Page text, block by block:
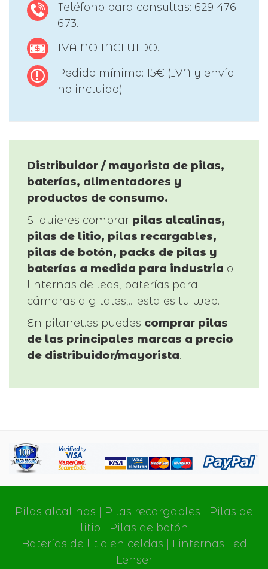
Teléfono para consultas: 629 476
673.
IVA NO INCLUIDO.
Pedido mínimo: 15€ (IVA y envío
no incluido)
Distribuidor / mayorista de pilas,
baterías, alimentadores y
productos de consumo.
Si quieres comprar pilas alcalinas,
pilas de litio, pilas recargables,
pilas de botón, packs de pilas y
baterías a medida para industria o
linternas de leds, baterías para
cámaras digitales,... esta es tu web.
En pilanet.es puedes comprar pilas
de las principales marcas a precio
de distribuidor/mayorista.
Pilas alcalinas Pilas recargables
Pilas de
litio
Pilas de botón
Baterías de litio en celdas
Linternas Led
Lenser